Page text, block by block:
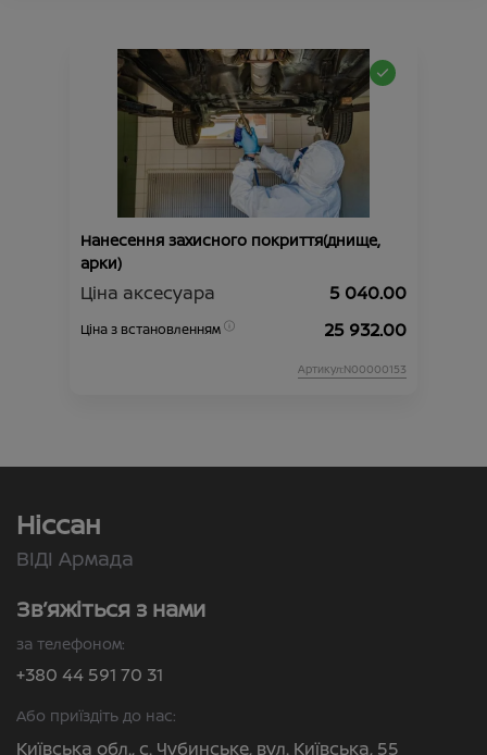
Нанесення захисного покриття(днище,
арки)
Ціна аксесуара 5 040.00
Ціна з встановленням 25 932.00
Артикул:N00000153
Ніссан
ВІДІ Армада
Зв’яжіться з нами
за телефоном:
+380 44 591 70 31
Або приїздіть до нас:
Київська обл., с. Чубинське, вул. Київська, 55